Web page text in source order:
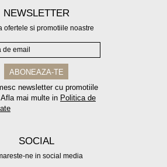
NEWSLETTER
ofertele si promotiile noastre
newsletter cu promotiile
mai multe in Politica de
SOCIAL
ne in social media